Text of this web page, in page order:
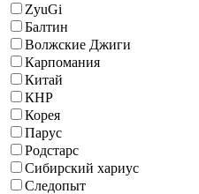
ZyuGi
Балтин
Волжские Джиги
Карпомания
Китай
КНР
Корея
Парус
Родстарс
Сибирский хариус
Следопыт